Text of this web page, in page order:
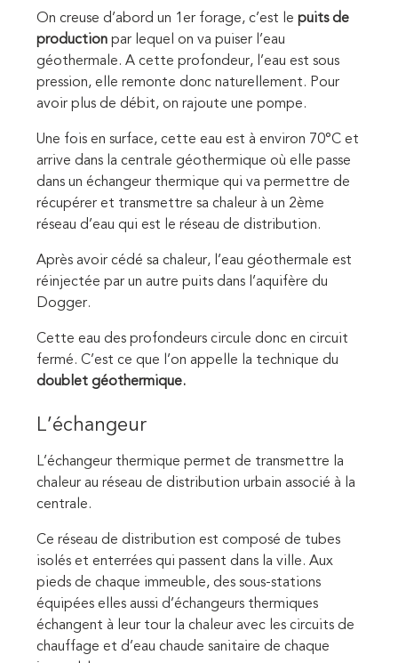
On creuse d’abord un 1er forage, c’est le puits de
production par lequel on va puiser l’eau
géothermale. A cette profondeur, l’eau est sous
pression, elle remonte donc naturellement. Pour
avoir plus de débit, on rajoute une pompe.
Une fois en surface, cette eau est à environ 70°C et
arrive dans la centrale géothermique où elle passe
dans un échangeur thermique qui va permettre de
récupérer et transmettre sa chaleur à un 2ème
réseau d’eau qui est le réseau de distribution.
Après avoir cédé sa chaleur, l’eau géothermale est
réinjectée par un autre puits dans l’aquifère du
Dogger.
Cette eau des profondeurs circule donc en circuit
fermé. C’est ce que l’on appelle la technique du
doublet géothermique.
L’échangeur
L’échangeur thermique permet de transmettre la
chaleur au réseau de distribution urbain associé à la
centrale.
Ce réseau de distribution est composé de tubes
isolés et enterrées qui passent dans la ville. Aux
pieds de chaque immeuble, des sous-stations
équipées elles aussi d’échangeurs thermiques
échangent à leur tour la chaleur avec les circuits de
chauffage et d’eau chaude sanitaire de chaque